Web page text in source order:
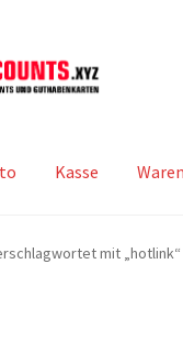
Kasse
mit „hotlink“